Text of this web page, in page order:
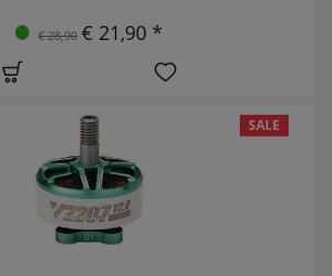
€ 28,90 € 21,90 *
SALE